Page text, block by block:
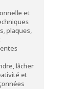
et
plaques,
lâcher
et